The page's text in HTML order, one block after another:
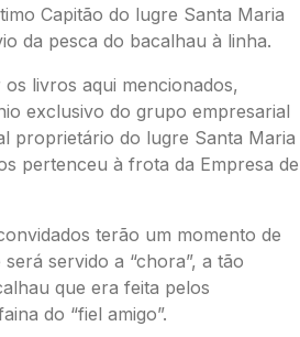
Capitão do lugre Santa Maria
da pesca do bacalhau à linha.
livros aqui mencionados,
exclusivo do grupo empresarial
proprietário do lugre Santa Maria
pertenceu à frota da Empresa de
terão um momento de
servido a “chora”, a tão
que era feita pelos
do “fiel amigo”.